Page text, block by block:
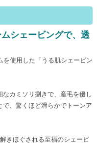
シェービングで、透
を使用した「うる肌シェービン
カミソリ捌きで、産毛を優し
で、驚くほど滑らかでトーンア
きほぐされる至福のシェービ